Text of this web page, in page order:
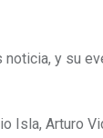
y su
Isla, Arturo